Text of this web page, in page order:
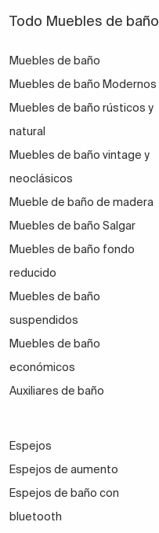
Todo Muebles de baño
Muebles de baño
Muebles de baño Modernos
Muebles de baño rústicos y
natural
Muebles de baño vintage y
neoclásicos
Mueble de baño de madera
Muebles de baño Salgar
Muebles de baño fondo
reducido
Muebles de baño
suspendidos
Muebles de baño
económicos
Auxiliares de baño
Espejos
Espejos de aumento
Espejos de baño con
bluetooth